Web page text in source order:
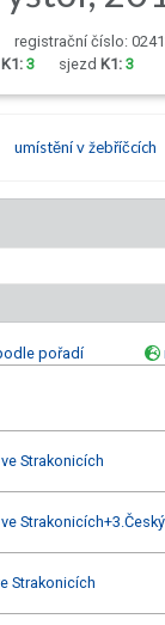
registrační číslo:
K1: 3 sjezd K1: 3
umístění v žebříčcích
pořadí
Strakonicích
Strakonicích